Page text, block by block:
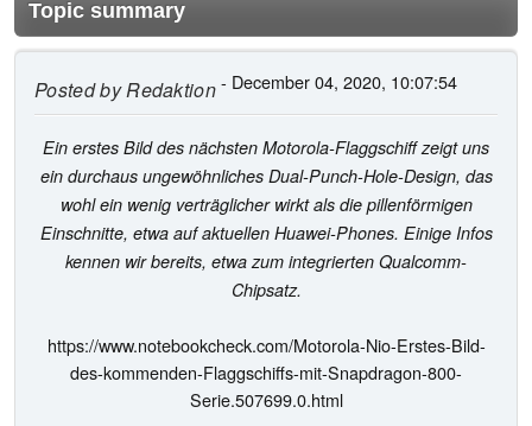
Topic summary
Posted byRedaktion- December 04, 2020, 10:07:54
Ein erstes Bild des nächsten Motorola-Flaggschiff zeigt uns
ein durchaus ungewöhnliches Dual-Punch-Hole-Design, das
wohl ein wenig verträglicher wirkt als die pillenförmigen
Einschnitte, etwa auf aktuellen Huawei-Phones. Einige Infos
kennen wir bereits, etwa zum integrierten Qualcomm-
Chipsatz.
https://www.notebookcheck.com/Motorola-Nio-Erstes-Bild-
des-kommenden-Flaggschiffs-mit-Snapdragon-800-
Serie.507699.0.html